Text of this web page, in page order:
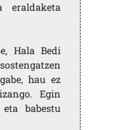
eraldaketa
Hala Bedi
hau ez
Egin
babestu